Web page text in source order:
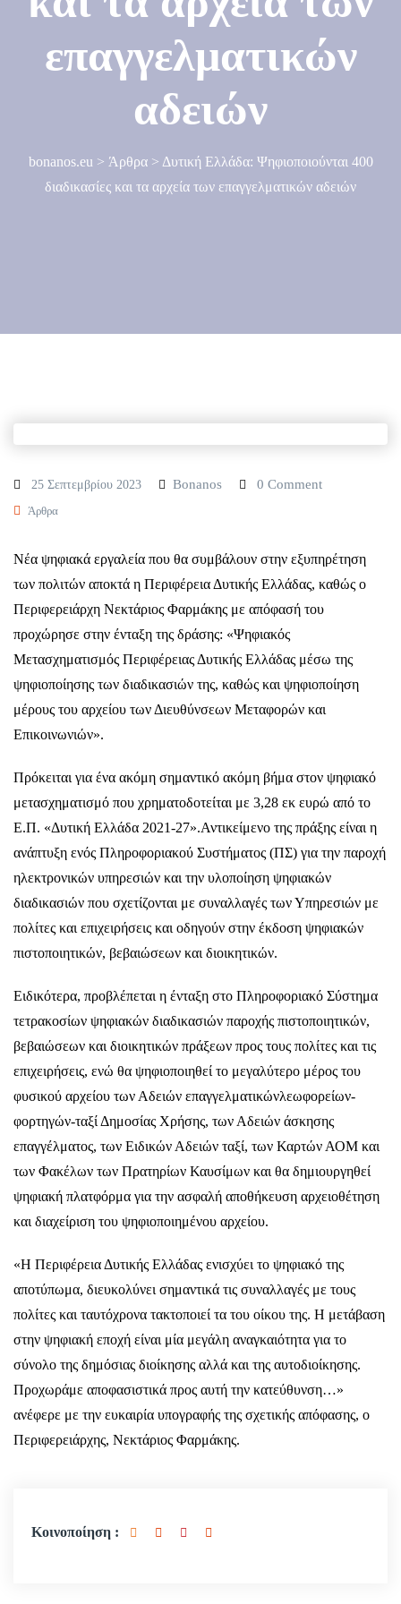
επαγγελματικών
αδειών
bonanos.eu > Άρθρα> Δυτική Ελλάδα: Ψηφιοποιούνται 400
διαδικασίες και τα αρχεία των επαγγελματικών αδειών
25 Σεπτεμβρίου 2023 Bonanos 0 Comment
Άρθρα
Νέα ψηφιακά εργαλεία που θα συμβάλουν στην εξυπηρέτηση
των πολιτών αποκτά η Περιφέρεια Δυτικής Ελλάδας, καθώς ο
Περιφερειάρχη Νεκτάριος Φαρμάκης με απόφασή του
προχώρησε στην ένταξη της δράσης: «Ψηφιακός
Μετασχηματισμός Περιφέρειας Δυτικής Ελλάδας μέσω της
ψηφιοποίησης των διαδικασιών της, καθώς και ψηφιοποίηση
μέρους του αρχείου των Διευθύνσεων Μεταφορών και
Επικοινωνιών».
Πρόκειται για ένα ακόμη σημαντικό ακόμη βήμα στον ψηφιακό
μετασχηματισμό που χρηματοδοτείται με 3,28 εκ ευρώ από το
Ε.Π. «Δυτική Ελλάδα 2021-27».Αντικείμενο της πράξης είναι η
ανάπτυξη ενός Πληροφοριακού Συστήματος (ΠΣ) για την παροχή
ηλεκτρονικών υπηρεσιών και την υλοποίηση ψηφιακών
διαδικασιών που σχετίζονται με συναλλαγές των Υπηρεσιών με
πολίτες και επιχειρήσεις και οδηγούν στην έκδοση ψηφιακών
πιστοποιητικών, βεβαιώσεων και διοικητικών.
Ειδικότερα, προβλέπεται η ένταξη στο Πληροφοριακό Σύστημα
τετρακοσίων ψηφιακών διαδικασιών παροχής πιστοποιητικών,
βεβαιώσεων και διοικητικών πράξεων προς τους πολίτες και τις
επιχειρήσεις, ενώ θα ψηφιοποιηθεί το μεγαλύτερο μέρος του
φυσικού αρχείου των Αδειών επαγγελματικώνλεωφορείων-
φορτηγών-ταξί Δημοσίας Χρήσης, των Αδειών άσκησης
επαγγέλματος, των Ειδικών Αδειών ταξί, των Καρτών ΑΟΜ και
των Φακέλων των Πρατηρίων Καυσίμων και θα δημιουργηθεί
ψηφιακή πλατφόρμα για την ασφαλή αποθήκευση αρχειοθέτηση
και διαχείριση του ψηφιοποιημένου αρχείου.
«Η Περιφέρεια Δυτικής Ελλάδας ενισχύει το ψηφιακό της
αποτύπωμα, διευκολύνει σημαντικά τις συναλλαγές με τους
πολίτες και ταυτόχρονα τακτοποιεί τα του οίκου της. Η μετάβαση
στην ψηφιακή εποχή είναι μία μεγάλη αναγκαιότητα για το
σύνολο της δημόσιας διοίκησης αλλά και της αυτοδιοίκησης.
Προχωράμε αποφασιστικά προς αυτή την κατεύθυνση…»
ανέφερε με την ευκαιρία υπογραφής της σχετικής απόφασης, ο
Περιφερειάρχης, Νεκτάριος Φαρμάκης.
Κοινοποίηση :